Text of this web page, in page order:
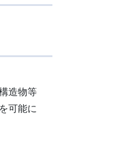
造物等
可能に